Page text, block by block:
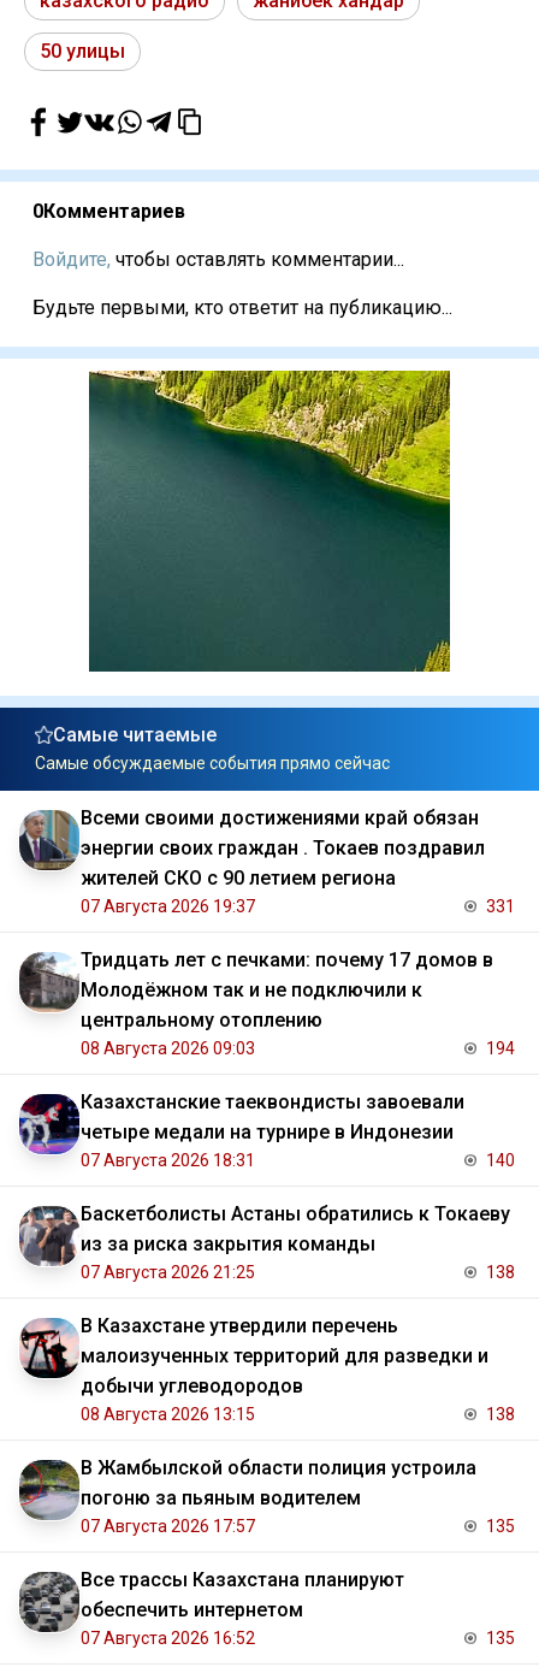
50 улицы
0Комментариев
Войдите, чтобы оставлять комментарии...
Будьте первыми, кто ответит на публикацию...
Самые читаемые
Самые обсуждаемые события прямо сейчас
Всеми своими достижениями край обязан
энергии своих граждан . Токаев поздравил
жителей СКО с 90 летием региона
07 Августа 2026 19:37 331
Тридцать лет с печками: почему 17 домов в
Молодёжном так и не подключили к
центральному отоплению
08 Августа 2026 09:03 194
Казахстанские таеквондисты завоевали
четыре медали на турнире в Индонезии
07 Августа 2026 18:31 140
Баскетболисты Астаны обратились к Токаеву
из за риска закрытия команды
07 Августа 2026 21:25 138
В Казахстане утвердили перечень
малоизученных территорий для разведки и
добычи углеводородов
08 Августа 2026 13:15 138
В Жамбылской области полиция устроила
погоню за пьяным водителем
07 Августа 2026 17:57 135
Все трассы Казахстана планируют
обеспечить интернетом
07 Августа 2026 16:52 135